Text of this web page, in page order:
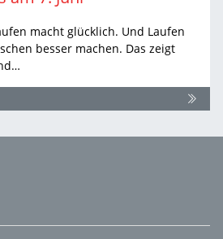
macht glücklich. Und Laufen
besser machen. Das zeigt